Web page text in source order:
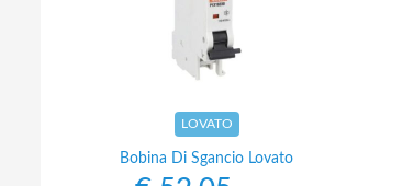
LOVATO
Bobina Di Sgancio Lovato